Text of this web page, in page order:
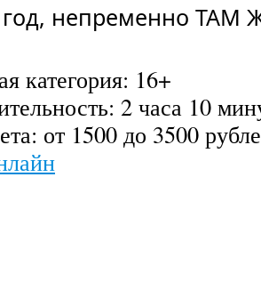
непременно ТАМ
категория: 16+
2 часа 10
от 1500 до 3500